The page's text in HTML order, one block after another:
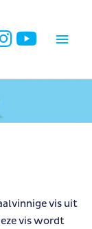
vis uit
vis wordt